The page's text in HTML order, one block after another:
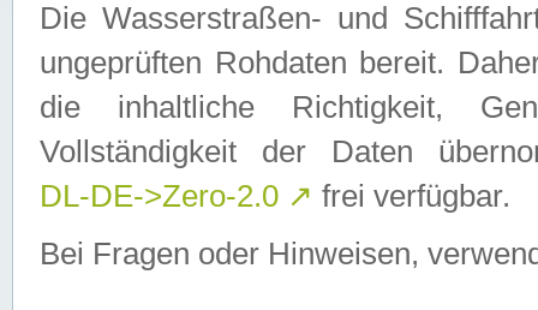
Die Wasserstraßen- und
ungeprüften Rohdaten bereit.
die inhaltliche Richtigkeit,
Vollständigkeit der Daten
DL-DE->Zero-2.0 ↗ frei verfügbar.
Bei Fragen oder Hinweisen,